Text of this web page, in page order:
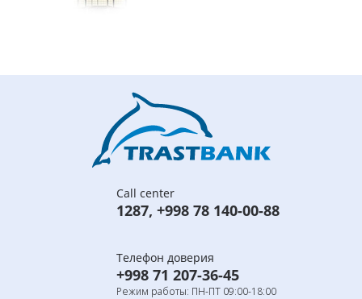
Call center
1287, +998 78 140-00-88
Телефон доверия
+998 71 207-36-45
Режим работы: ПН-ПТ 09:00-18:00